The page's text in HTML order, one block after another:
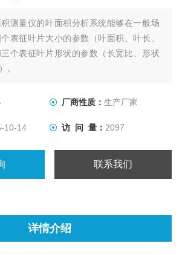
测量仪的叶面积分析系统能够在一般场
表征叶片大小的参数（叶面积、叶长、
个表征叶片形状的参数（长宽比、形状
。
厂商性质： 生产厂家
10-14 访 问 量： 2097
联系我们
详情介绍